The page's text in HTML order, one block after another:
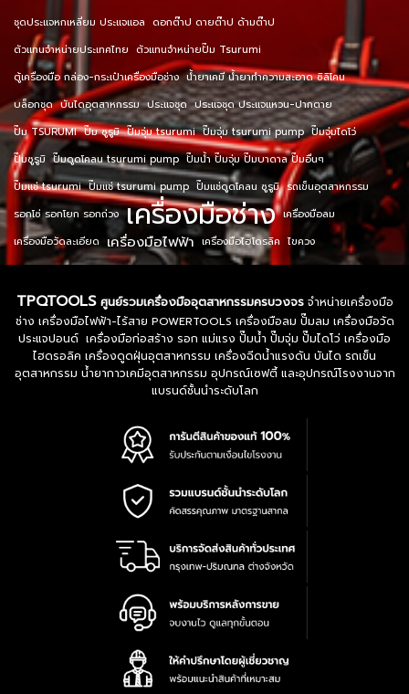
ชุดประแจหกเหลี่ยม ประแจแอล ดอกต๊าป ดายต๊าป ด้ามต๊าป
ตัวแทนจำหน่ายประเทศไทย ตัวแทนจำหน่ายปั๊ม Tsurumi
ตู้เครื่องมือ กล่อง-กระเป๋าเครื่องมือช่าง น้ำยาเคมี น้ำยาทำความสะอาด ซิลิโคน
บล็อกชุด บันไดอุตสาหกรรม ประแจชุด ประแจชุด ประแจแหวน-ปากตาย
ปั๊ม TSURUMI ปั๊ม ซูรูมิ ปั๊มจุ่ม tsurumi ปั๊มจุ่ม tsurumi pump ปั๊มจุ่มไดโว่
ปั๊มซูรูมิ ปั๊มดูดโคลน tsurumi pump ปั๊มน้ำ ปั๊มจุ่ม ปั๊มบาดาล ปั๊มอื่นๆ
ปั๊มแช่ tsurumi ปั๊มแช่ tsurumi pump ปั๊มแช่ดูดโคลน ซูรูมิ รถเข็นอุตสาหกรรม
รอกโซ่ รอกโยก รอกถ่วง เครื่องมือช่าง เครื่องมือลม
เครื่องมือวัดละเอียด เครื่องมือไฟฟ้า เครื่องมือไฮโดรลิค ไขควง
TPQTOOLS ศูนย์รวมเครื่องมืออุตสาหกรรมครบวงจรจำหน่ายเครื่องมือ
ช่าง เครื่องมือไฟฟ้า-ไร้สาย POWERTOOLS เครื่องมือลม ปั๊มลม เครื่องมือวัด
ประแจปอนด์ เครื่องมือก่อสร้าง รอก แม่แรง ปั๊มน้ำ ปั๊มจุ่ม ปั๊มไดโว่ เครื่องมือ
ไฮดรอลิค เครื่องดูดฝุ่นอุตสาหกรรม เครื่องฉีดน้ำแรงดัน บันได รถเข็น
อุตสาหกรรม น้ำยากาวเคมีอุตสาหกรรม อุปกรณ์เซฟตี้ และอุปกรณ์โรงงานจาก
แบรนด์ชั้นนำระดับโลก